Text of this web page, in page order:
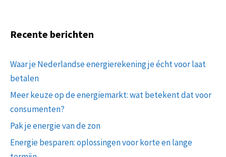
Recente berichten
Waar je Nederlandse energierekening je écht voor laat
betalen
Meer keuze op de energiemarkt: wat betekent dat voor
consumenten?
Pak je energie van de zon
Energie besparen: oplossingen voor korte en lange